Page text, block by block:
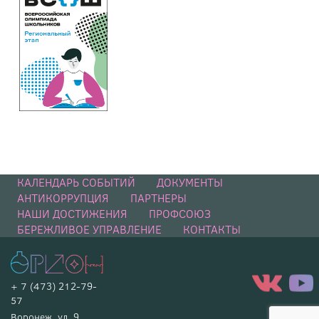
КАЛЕНДАРЬ СОБЫТИЙ
ДОКУМЕНТЫ
АНТИКОРРУПЦИЯ
ПАРТНЕРЫ
НАШИ ДОСТИЖЕНИЯ
ПРОФСОЮЗ
БЕРЕЖЛИВОЕ УПРАВЛЕНИЕ
КОНТАКТЫ
+ 7 (473) 212-79-
57